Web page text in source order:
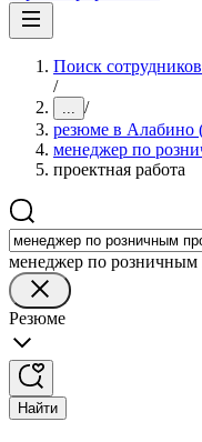
Поиск
/
... /
резюме в Алабино
менеджер по
проектная работа
менеджер по
Резюме
Найти